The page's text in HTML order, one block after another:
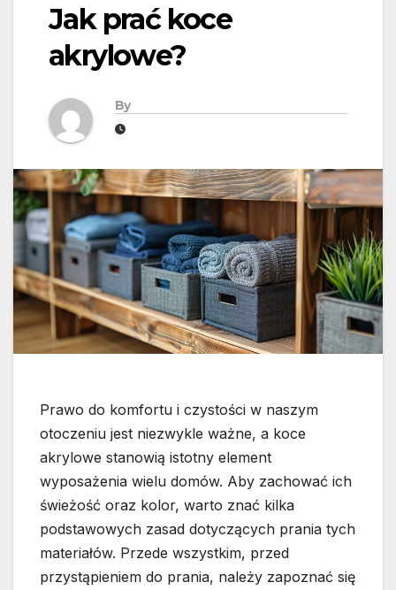
Jak prać koce
akrylowe?
By
Prawo do komfortu i czystości w naszym
otoczeniu jest niezwykle ważne, a koce
akrylowe stanowią istotny element
wyposażenia wielu domów. Aby zachować ich
świeżość oraz kolor, warto znać kilka
podstawowych zasad dotyczących prania tych
materiałów. Przede wszystkim, przed
przystąpieniem do prania, należy zapoznać się